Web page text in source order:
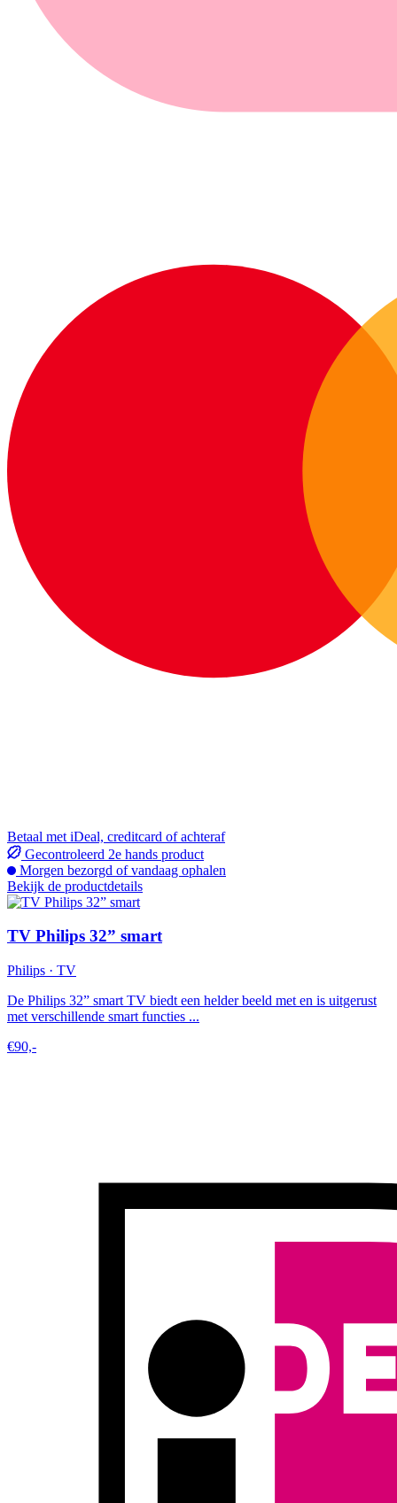
Betaal met iDeal, creditcard of achteraf
Gecontroleerd 2e hands product
Morgen bezorgd of vandaag ophalen
Bekijk de productdetails
TV Philips 32” smart
Philips · TV
De Philips 32” smart TV biedt een helder beeld met en is uitgerust
met verschillende smart functies ...
€90,-